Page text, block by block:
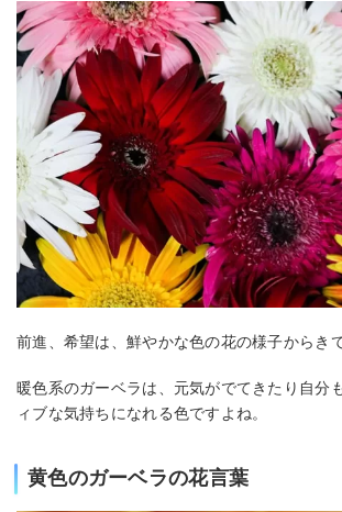
前進、希望は、鮮やかな色の花の様子からき
暖色系のガーベラは、元気がでてきたり自分
ィブな気持ちになれる色ですよね。
黄色のガーベラの花言葉